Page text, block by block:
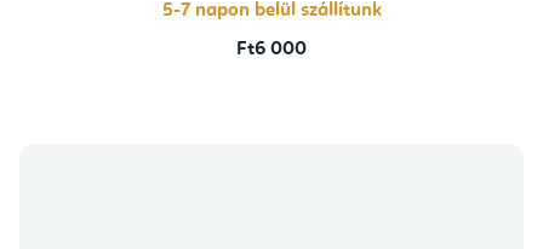
5-7 napon belül szállítunk
Ft6 000